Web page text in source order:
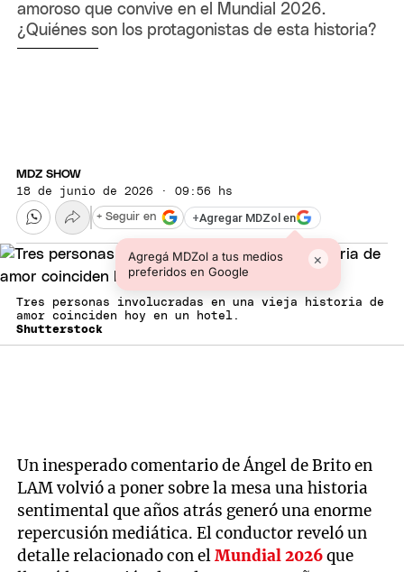
amoroso que convive en el Mundial 2026.
¿Quiénes son los protagonistas de esta historia?
MDZ SHOW
18 de junio de 2026 · 09:56 hs
+Agregar MDZol en
Agregá MDZol a tus medios
preferidos en Google
×
+ Seguir en
Tres personas involucradas en una vieja historia de
amor coinciden hoy en un hotel.
Shutterstock
Un inesperado comentario de Ángel de Brito en
LAM volvió a poner sobre la mesa una historia
sentimental que años atrás generó una enorme
repercusión mediática. El conductor reveló un
detalle relacionado con elMundial 2026que